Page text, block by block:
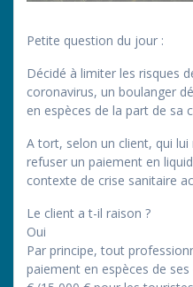
Petite question du jour :
Décidé à limiter les risques
coronavirus, un boulanger
en espèces de la part de sa
A tort, selon un client, qui lui
refuser un paiement en
contexte de crise sanitaire
Le client a t-il raison ?
Oui
Par principe, tout
paiement en espèces de